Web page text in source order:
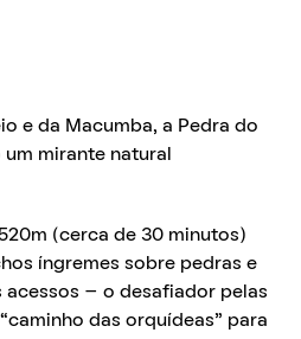
e da Macumba, a Pedra do
mirante natural
(cerca de 30 minutos)
íngremes sobre pedras e
– o desafiador pelas
das orquídeas” para